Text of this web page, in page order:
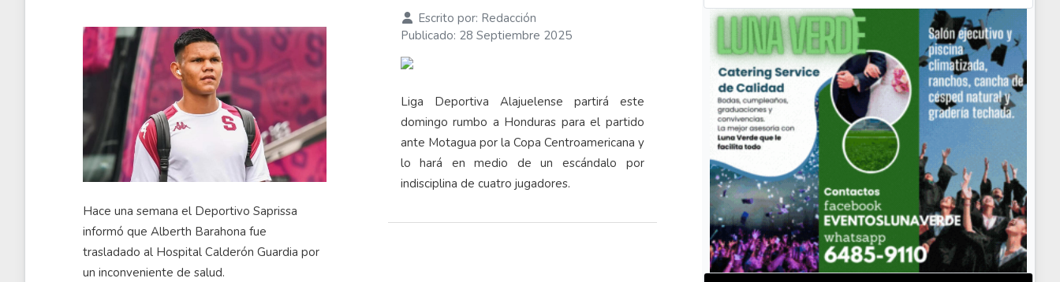
Hace una semana el Deportivo Saprissa
informó que Alberth Barahona fue
trasladado al Hospital Calderón Guardia por
un inconveniente de salud.
Escrito por: Redacción
Publicado: 28 Septiembre 2025
Liga Deportiva Alajuelense partirá este
domingo rumbo a Honduras para el partido
ante Motagua por la Copa Centroamericana y
lo hará en medio de un escándalo por
indisciplina de cuatro jugadores.